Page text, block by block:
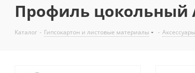
Профиль цокольный
Каталог - Гипсокартон и листовые материалы -